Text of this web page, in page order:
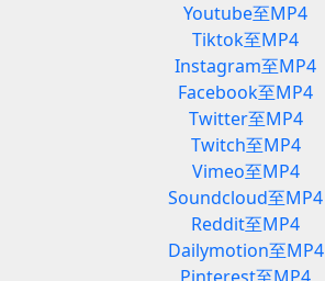
Youtube至MP4
Tiktok至MP4
Instagram至MP4
Facebook至MP4
Twitter至MP4
Twitch至MP4
Vimeo至MP4
Soundcloud至MP4
Reddit至MP4
Dailymotion至MP4